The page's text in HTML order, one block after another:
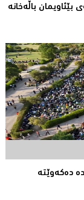
باڵەخانە
دەکەوێتە